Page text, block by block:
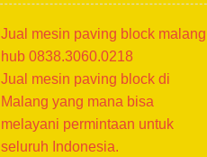
Jual mesin paving block malang
hub 0838.3060.0218
Jual mesin paving block di
Malang yang mana bisa
melayani permintaan untuk
seluruh Indonesia.